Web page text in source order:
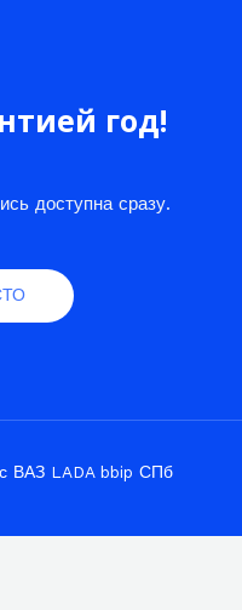
год!
доступна сразу.
ВАЗ LADA bbip СПб